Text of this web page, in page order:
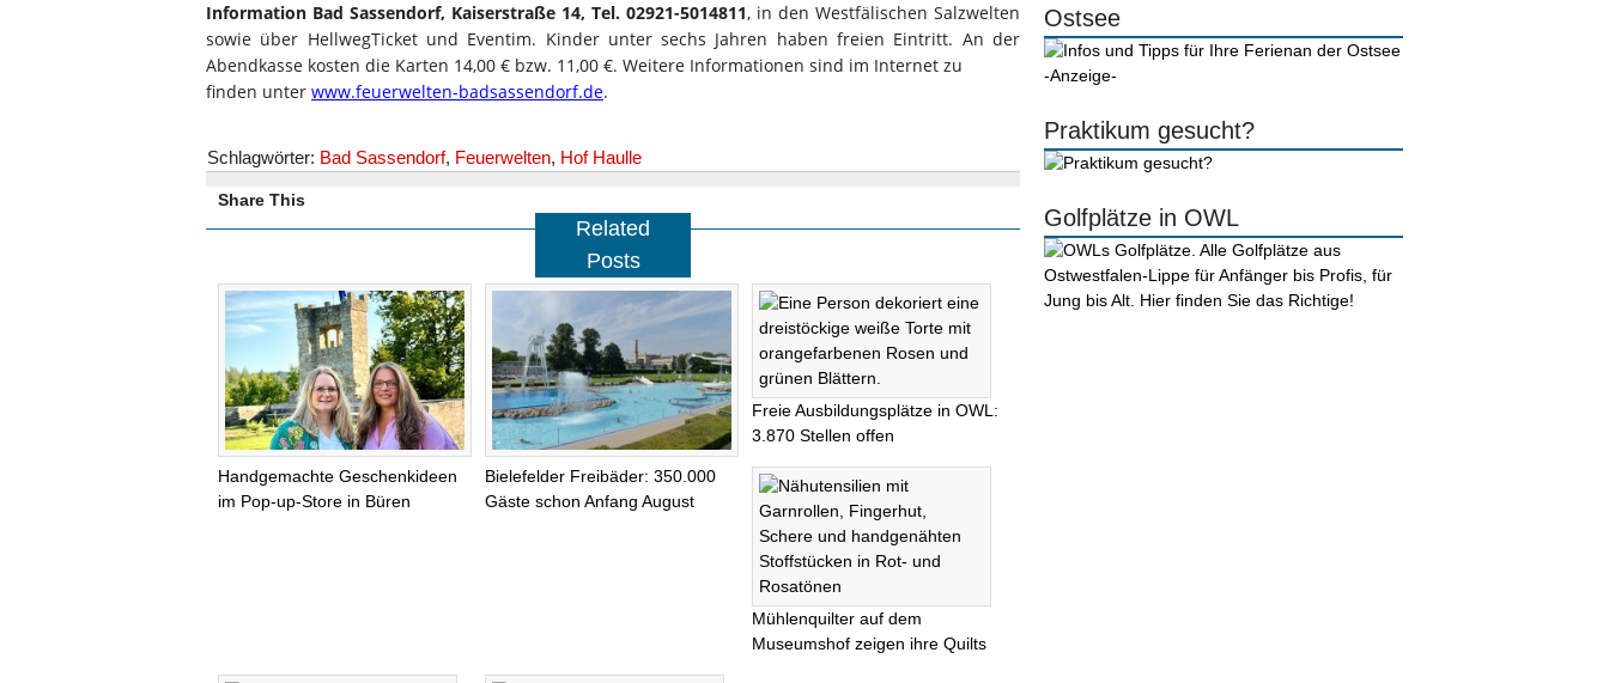
Information Bad Sassendorf, Kaiserstraße 14, Tel. 02921-5014811, in den Westfälischen Salzwelten
sowie über HellwegTicket und Eventim. Kinder unter sechs Jahren haben freien Eintritt. An der
Abendkasse kosten die Karten 14,00 € bzw. 11,00 €. Weitere Informationen sind im Internet zu
finden unter www.feuerwelten-badsassendorf.de.
Schlagwörter: Bad Sassendorf, Feuerwelten, Hof Haulle
Share This
Related
Posts
Handgemachte Geschenkideen
im Pop-up-Store in Büren
Bielefelder Freibäder: 350.000
Gäste schon Anfang August
Freie Ausbildungsplätze in OWL:
3.870 Stellen offen
Mühlenquilter auf dem
Museumshof zeigen ihre Quilts
Ostsee
-Anzeige-
Praktikum gesucht?
Golfplätze in OWL